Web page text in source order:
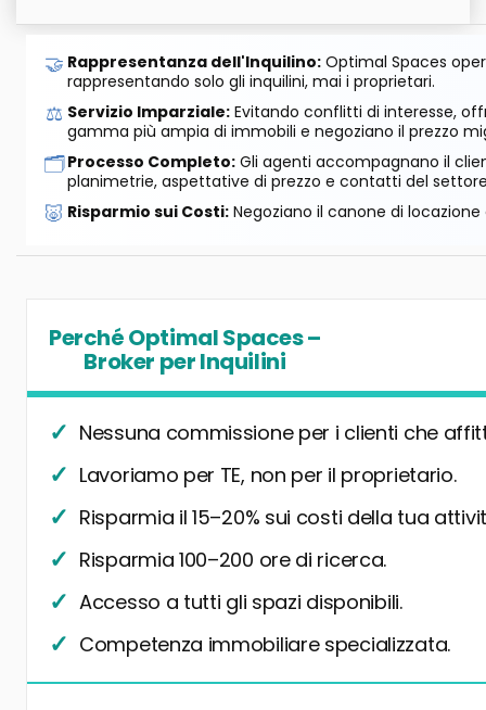
🤝 Rappresentanza dell'Inquilino: Optimal Spaces
rappresentando solo gli inquilini, mai i proprietari.
⚖️ Servizio Imparziale: Evitando conflitti di interesse,
gamma più ampia di immobili e negoziano il prezzo
🗂️Processo Completo: Gli agenti accompagnano il
planimetrie, aspettative di prezzo e contatti del
🐷 Risparmio sui Costi: Negoziano il canone di
Perché Optimal Spaces –
Broker per Inquilini
Nessuna commissione per i clienti che
Lavoriamo per TE, non per il proprietario.
Risparmia il 15–20% sui costi della tua
Risparmia 100–200 ore di ricerca.
Accesso a tutti gli spazi disponibili.
Competenza immobiliare specializzata.